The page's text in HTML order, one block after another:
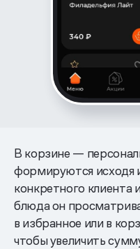
В корзине —
формируются исходя
конкретного клиента
блюда он
в избранное или в
чтобы увеличить